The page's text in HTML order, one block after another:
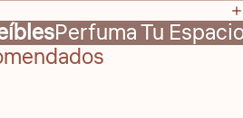
Perfuma Tu